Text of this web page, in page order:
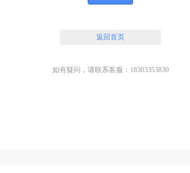
返回首页
如有疑问，请联系客服：18303353830